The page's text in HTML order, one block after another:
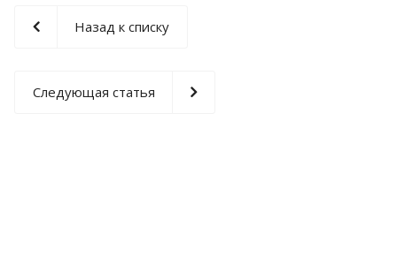
Назад к списку
Следующая статья